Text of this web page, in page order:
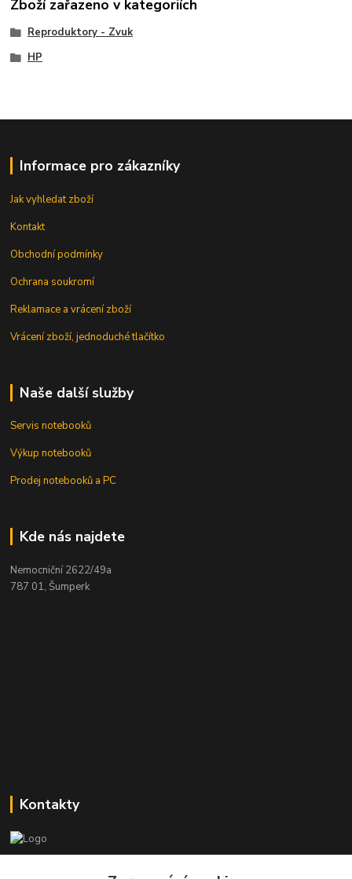
Zboží zařazeno v kategoriích
Reproduktory - Zvuk
HP
Informace pro zákazníky
Jak vyhledat zboží
Kontakt
Obchodní podmínky
Ochrana soukromí
Reklamace a vrácení zboží
Vrácení zboží, jednoduché tlačítko
Naše další služby
Servis notebooků
Výkup notebooků
Prodej notebooků a PC
Kde nás najdete
Nemocniční 2622/49a
787 01, Šumperk
Kontakty